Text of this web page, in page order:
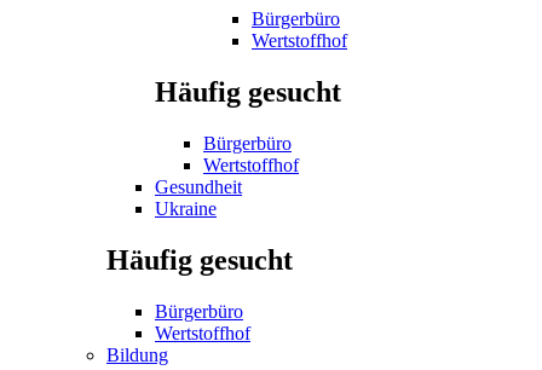
Bürgerbüro
Wertstoffhof
Häufig gesucht
Bürgerbüro
Wertstoffhof
Gesundheit
Ukraine
Häufig gesucht
Bürgerbüro
Wertstoffhof
Bildung